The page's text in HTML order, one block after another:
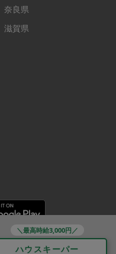
＼最高時給3,000円／
ハウスキーパー
奈良県
滋賀県